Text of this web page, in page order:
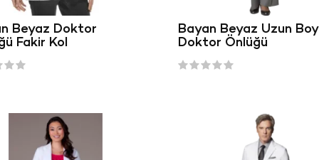
Beyaz Doktor
Fakir Kol
Bayan Beyaz Uzun Boy
Doktor Önlüğü